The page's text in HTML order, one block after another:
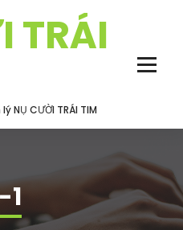
TRÁI
NỤ CƯỜI TRÁI TIM
1